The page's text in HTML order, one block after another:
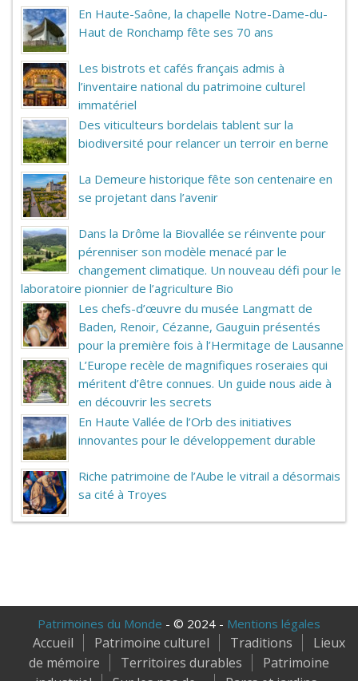
En Haute-Saône, la chapelle Notre-Dame-du-
Haut de Ronchamp fête ses 70 ans
Les bistrots et cafés français admis à
l’inventaire national du patrimoine culturel
immatériel
Des viticulteurs bordelais tablent sur la
biodiversité pour relancer un terroir en berne
La Demeure historique fête son centenaire en
se projetant dans l’avenir
Dans la Drôme la Biovallée se réinvente pour
pérenniser son modèle menacé par le
changement climatique. Un nouveau défi pour le
laboratoire pionnier de l’agriculture Bio
Les chefs-d’œuvre du musée Langmatt de
Baden, Renoir, Cézanne, Gauguin présentés
pour la première fois à l’Hermitage de Lausanne
L’Europe recèle de magnifiques roseraies qui
méritent d’être connues. Un guide nous aide à
en découvrir les secrets
En Haute Vallée de l’Orb des initiatives
innovantes pour le développement durable
Riche patrimoine de l’Aube le vitrail a désormais
sa cité à Troyes
Patrimoines du Monde - © 2024 - Mentions légales
Accueil Patrimoine culturel Traditions
Lieux
de mémoire
Territoires durables
Patrimoine